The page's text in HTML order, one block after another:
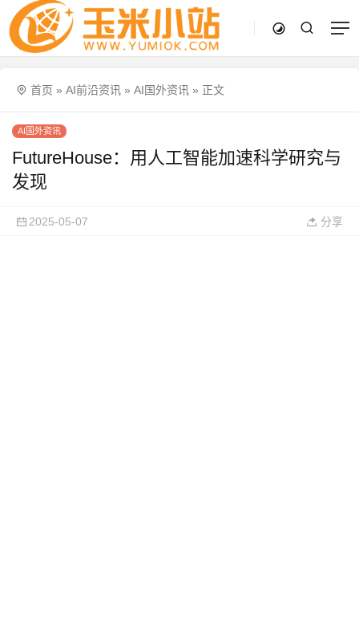
首页 » AI前沿资讯 » AI国外资讯 » 正文
AI国外资讯
FutureHouse：用人工智能加速科学研究与
发现
2025-05-07 分享